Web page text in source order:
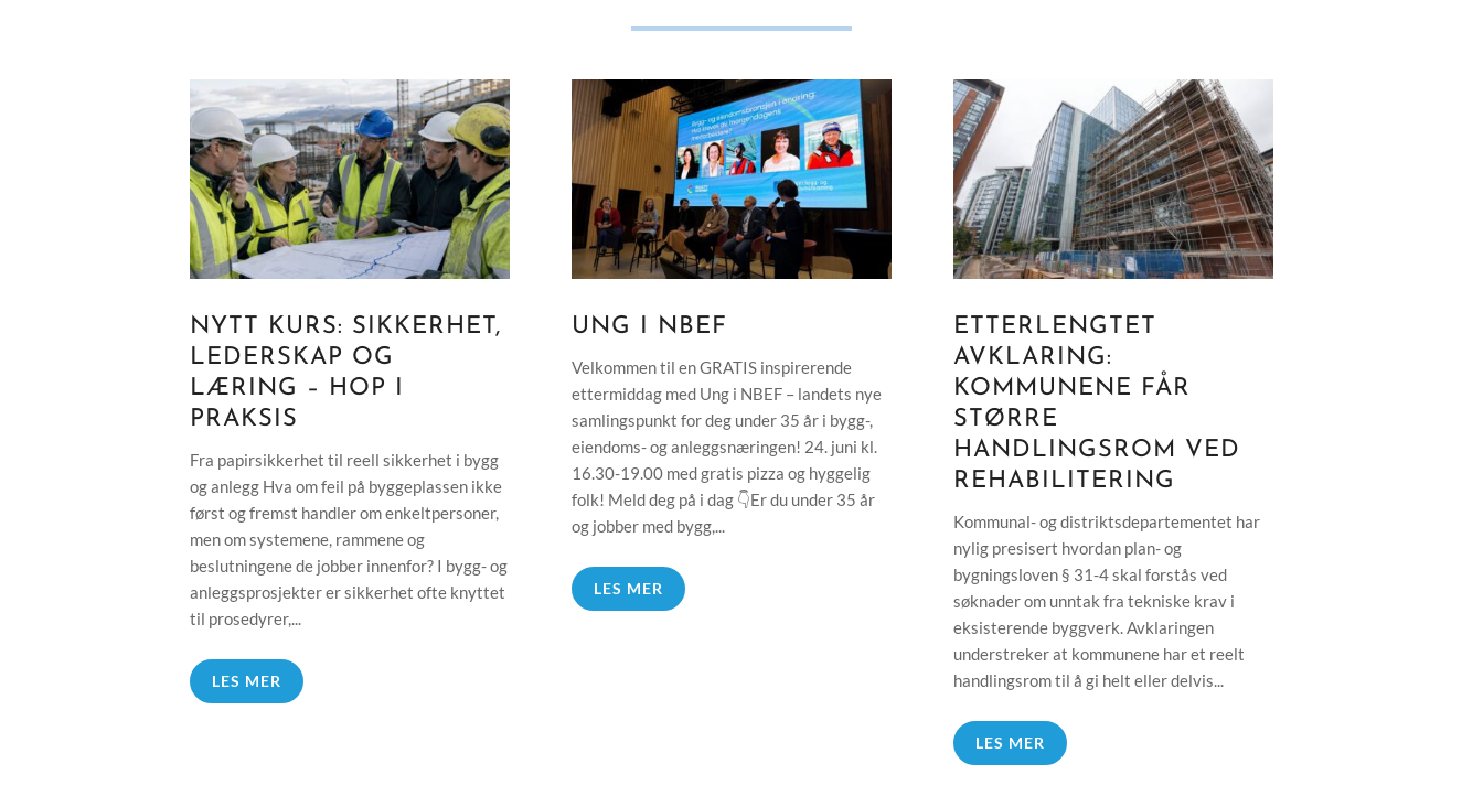
NYTT KURS: SIKKERHET,
LEDERSKAP OG
LÆRING – HOP I
PRAKSIS
Fra papirsikkerhet til reell sikkerhet i bygg
og anlegg Hva om feil på byggeplassen ikke
først og fremst handler om enkeltpersoner,
men om systemene, rammene og
beslutningene de jobber innenfor? I bygg- og
anleggsprosjekter er sikkerhet ofte knyttet
til prosedyrer,...
LES MER
UNG I NBEF
Velkommen til en GRATIS inspirerende
ettermiddag med Ung i NBEF – landets nye
samlingspunkt for deg under 35 år i bygg-,
eiendoms- og anleggsnæringen! 24. juni kl.
16.30-19.00 med gratis pizza og hyggelig
folk! Meld deg på i dag 👇Er du under 35 år
og jobber med bygg,...
LES MER
ETTERLENGTET
AVKLARING:
KOMMUNENE FÅR
STØRRE
HANDLINGSROM VED
REHABILITERING
Kommunal- og distriktsdepartementet har
nylig presisert hvordan plan- og
bygningsloven § 31-4 skal forstås ved
søknader om unntak fra tekniske krav i
eksisterende byggverk. Avklaringen
understreker at kommunene har et reelt
handlingsrom til å gi helt eller delvis...
LES MER